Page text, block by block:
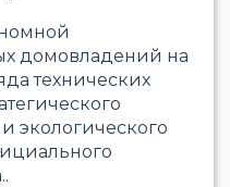
домовладений на
технических
экологического